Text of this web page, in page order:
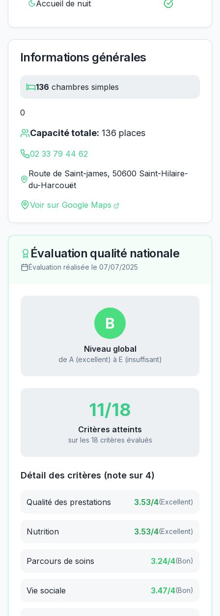
Accueil de nuit
Informations générales
136 chambres simples
0
Capacité totale: 136 places
02 33 79 44 62
Route de Saint-james, 50600 Saint-Hilaire-
du-Harcouët
Voir sur Google Maps
Évaluation qualité nationale
Évaluation réalisée le 07/07/2025
B
Niveau global
de A (excellent) à E (insuffisant)
11/18
Critères atteints
sur les 18 critères évalués
Détail des critères (note sur 4)
Qualité des prestations 3.53/4(Excellent)
Nutrition 3.53/4(Excellent)
Parcours de soins 3.24/4(Bon)
Vie sociale 3.47/4(Bon)